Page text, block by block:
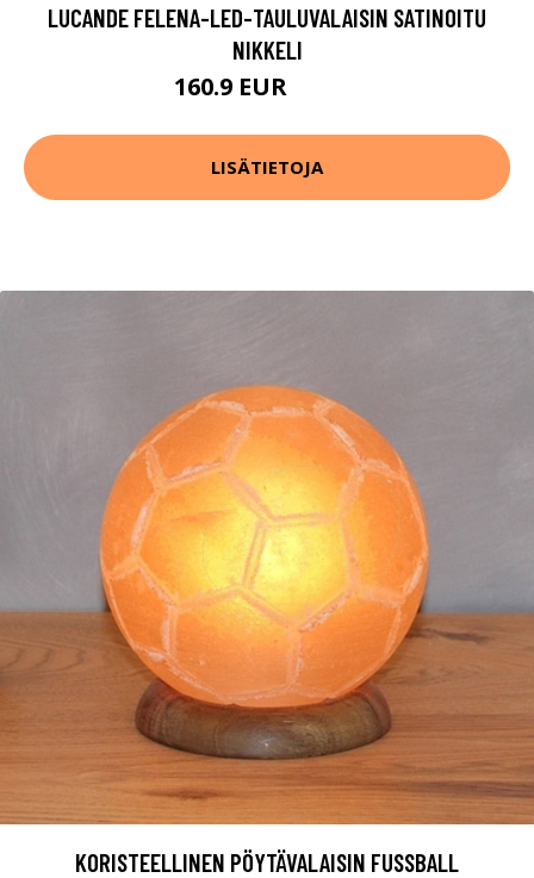
LUCANDE FELENA-LED-TAULUVALAISIN SATINOITU
NIKKELI
160.9 EUR
LISÄTIETOJA
KORISTEELLINEN PÖYTÄVALAISIN FUSSBALL